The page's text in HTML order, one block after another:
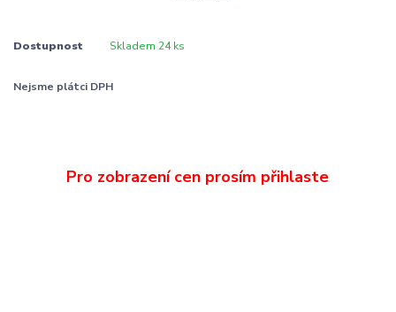
Dostupnost Skladem 24 ks
Nejsme plátci DPH